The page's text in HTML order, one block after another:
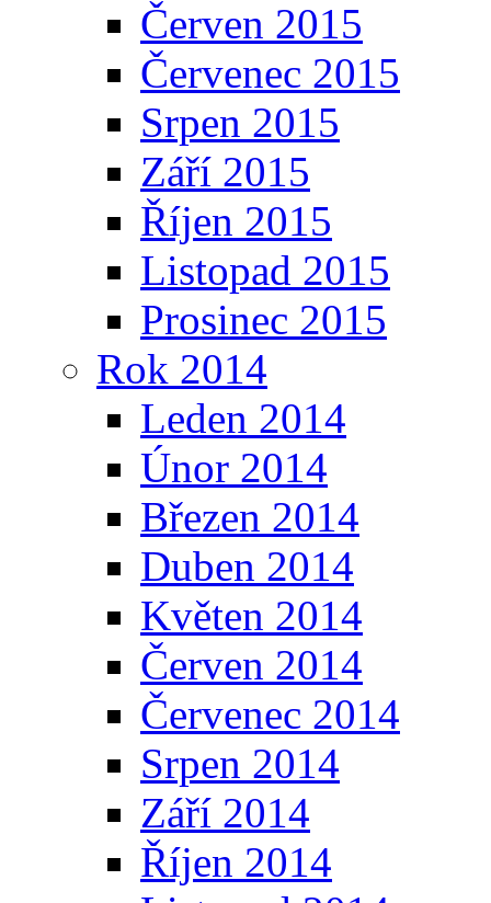
Červen 2015
Červenec 2015
Srpen 2015
Září 2015
Říjen 2015
Listopad 2015
Prosinec 2015
Rok 2014
Leden 2014
Únor 2014
Březen 2014
Duben 2014
Květen 2014
Červen 2014
Červenec 2014
Srpen 2014
Září 2014
Říjen 2014